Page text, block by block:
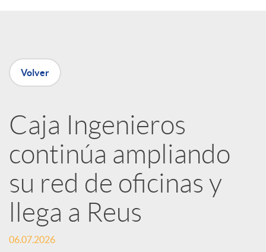
n
R
e
d
e
Volver
Caja Ingenieros
continúa ampliando
su red de oficinas y
llega a Reus
06.07.2026